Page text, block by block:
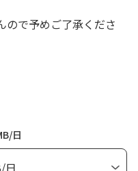
ので予めご了承くださ
日